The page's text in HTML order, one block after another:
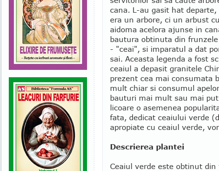
cana. L-au gasit hat
era un arbore, ci un arbust
aidoma acelora ajunse in
bautura obtinuta din
- "ceai", si imparatul a dat
sai. Aceasta legenda a fost
ceaiul a depasit granitele
prezent cea mai consumata
mult chiar si consumul
bauturi mai mult sau mai
licoare o asemenea
fata, dedicat ceaiului verde
apropiate cu ceaiul verde,
Descrierea plantei
Ceaiul verde este obtinut